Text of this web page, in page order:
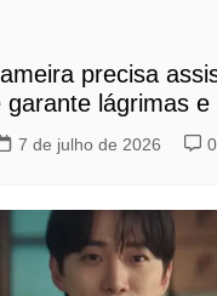
precisa
garante lágrimas e
7 de julho de 2026 0